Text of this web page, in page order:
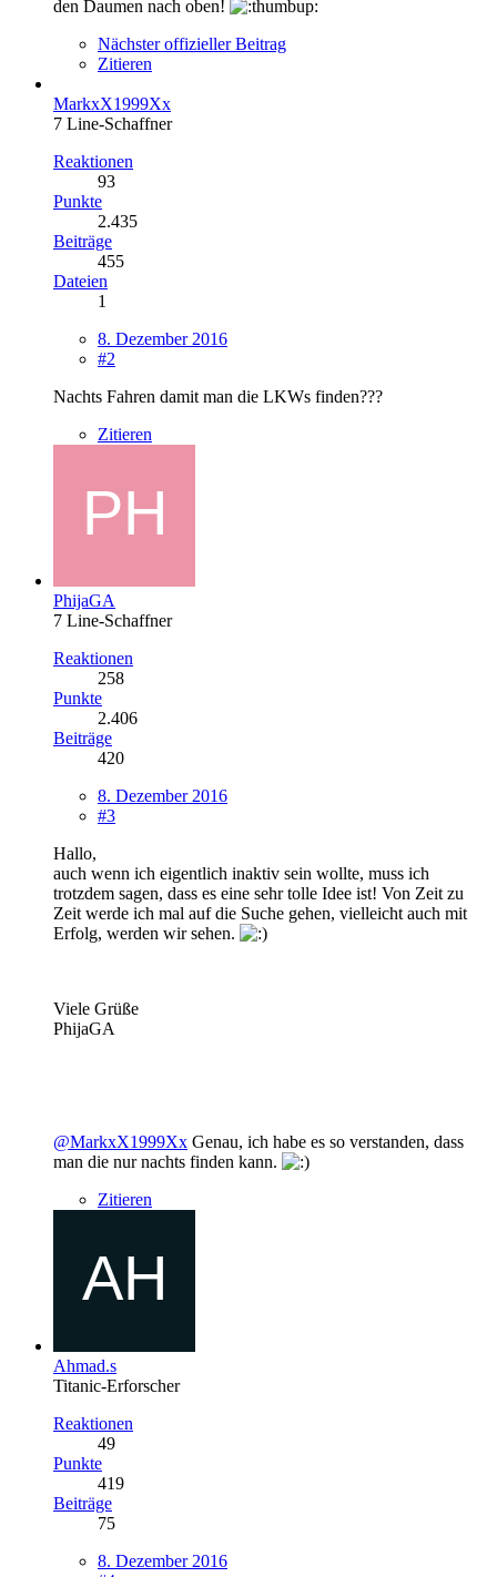
den Daumen nach oben!
Nächster offizieller Beitrag
Zitieren
MarkxX1999Xx
7 Line-Schaffner
Reaktionen
93
Punkte
2.435
Beiträge
455
Dateien
1
8. Dezember 2016
#2
Nachts Fahren damit man die LKWs finden???
Zitieren
PhijaGA
7 Line-Schaffner
Reaktionen
258
Punkte
2.406
Beiträge
420
8. Dezember 2016
#3
Hallo,
auch wenn ich eigentlich inaktiv sein wollte, muss ich
trotzdem sagen, dass es eine sehr tolle Idee ist! Von Zeit zu
Zeit werde ich mal auf die Suche gehen, vielleicht auch mit
Erfolg, werden wir sehen.
Viele Grüße
PhijaGA
@MarkxX1999Xx Genau, ich habe es so verstanden, dass
man die nur nachts finden kann.
Zitieren
Ahmad.s
Titanic-Erforscher
Reaktionen
49
Punkte
419
Beiträge
75
8. Dezember 2016